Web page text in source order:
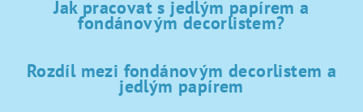
Jak pracovat s jedlým papírem a
fondánovým decorlistem?
Rozdíl mezi fondánovým decorlistem a
jedlým papírem